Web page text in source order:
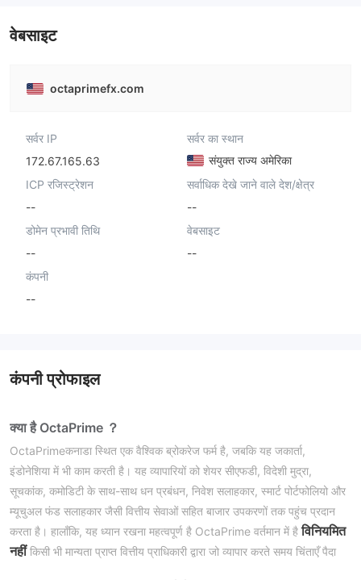
वेबसाइट
octaprimefx.com
सर्वर IP
172.67.165.63
सर्वर का स्थान
संयुक्त राज्य अमेरिका
ICP रजिस्ट्रेशन
--
सर्वाधिक देखे जाने वाले देश/क्षेत्र
--
डोमेन प्रभावी तिथि
--
वेबसाइट
--
कंपनी
--
कंपनी प्रोफाइल
क्या है OctaPrime ？
OctaPrimeकनाडा स्थित एक वैश्विक ब्रोकरेज फर्म है, जबकि यह जकार्ता,
इंडोनेशिया में भी काम करती है। यह व्यापारियों को शेयर सीएफडी, विदेशी मुद्रा,
सूचकांक, कमोडिटी के साथ-साथ धन प्रबंधन, निवेश सलाहकार, स्मार्ट पोर्टफोलियो और
म्यूचुअल फंड सलाहकार जैसी वित्तीय सेवाओं सहित बाजार उपकरणों तक पहुंच प्रदान
करता है। हालाँकि, यह ध्यान रखना महत्वपूर्ण है OctaPrime वर्तमान में हैविनियमित
नहींकिसी भी मान्यता प्राप्त वित्तीय प्राधिकारी द्वारा जो व्यापार करते समय चिंताएँ पैदा